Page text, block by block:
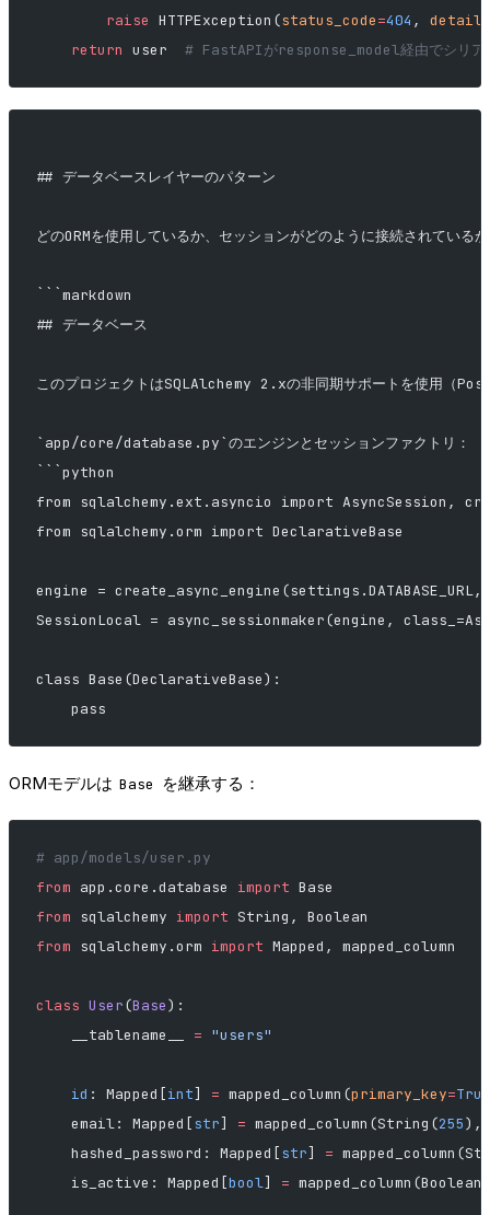
        raise
HTTPException(status_code=404 , detail
    return
user # FastAPIがresponse_model経由でシリア
## データベースレイヤーのパターン
どのORMを使用しているか、セッションがどのように接続されている
```markdown
## データベース
このプロジェクトはSQLAlchemy 2.xの非同期サポートを使用（
`app/core/database.py`のエンジンとセッションファクトリ：
```python
from sqlalchemy.ext.asyncio import AsyncSession,
from sqlalchemy.orm import DeclarativeBase
engine =
SessionLocal = async_sessionmaker(engine,
class Base(DeclarativeBase):
    pass
ORMモデルは Base を継承する：
# app/models/user.py
from app.core.database import Base
from sqlalchemy import String, Boolean
from sqlalchemy.orm import Mapped, mapped_column
class User(Base):
    __tablename__
= "users"
    id
: Mapped[int] = mapped_column(primary_key=True
    email: Mapped[
str] = mapped_column(String(255),
    hashed_password: Mapped[
str] =
    is_active: Mapped[
bool] =